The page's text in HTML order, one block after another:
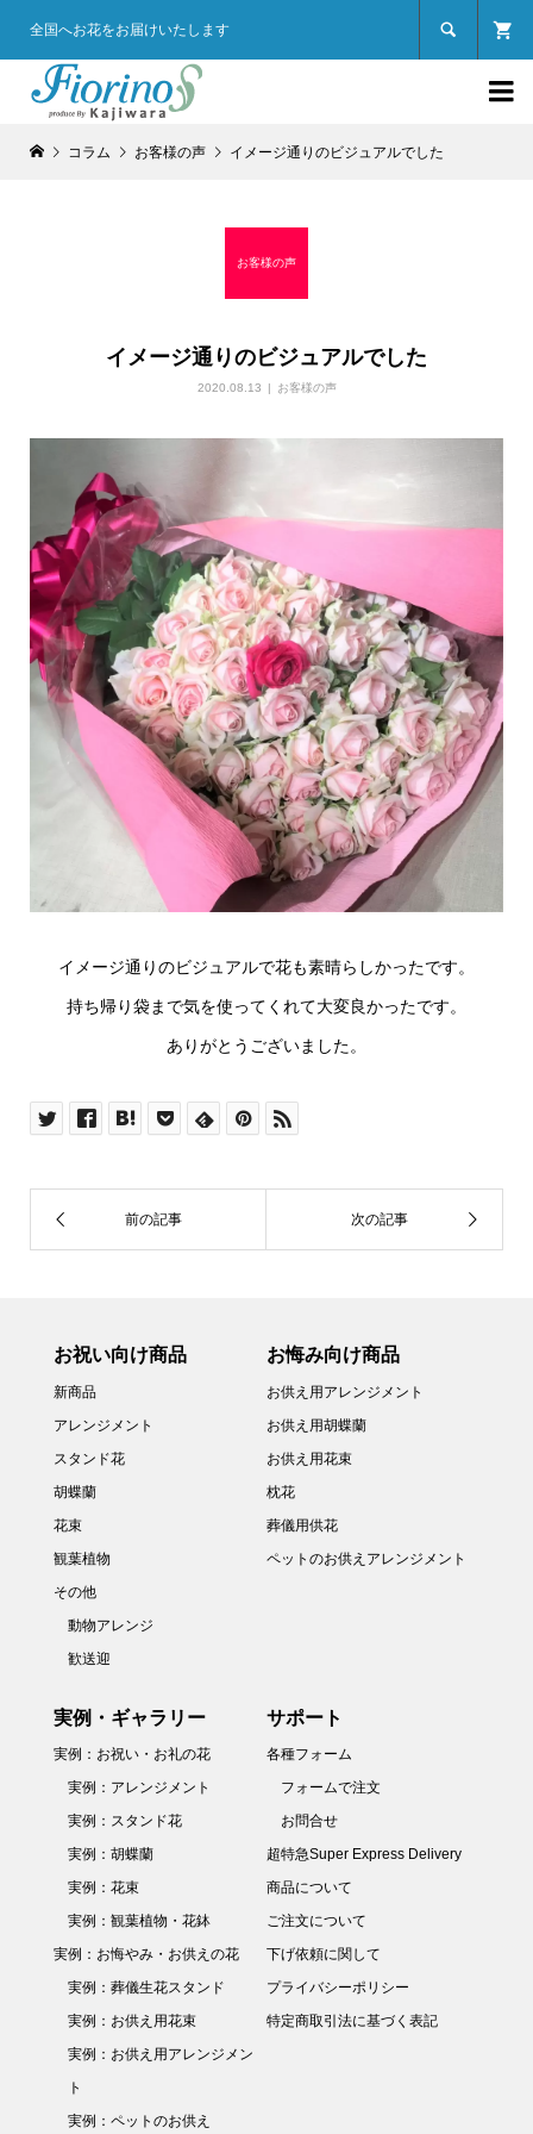
全国へお花をお届けいたします 

コラム お客様の声 イメージ通りのビジュアルでした
お客様の声
イメージ通りのビジュアルでした
2020.08.13 お客様の声
イメージ通りのビジュアルで花も素晴らしかったです。
持ち帰り袋まで気を使ってくれて大変良かったです。
ありがとうございました。
お祝い向け商品
新商品
アレンジメント
スタンド花
胡蝶蘭
花束
観葉植物
その他
動物アレンジ
歓送迎
お悔み向け商品
お供え用アレンジメント
お供え用胡蝶蘭
お供え用花束
枕花
葬儀用供花
ペットのお供えアレンジメント
実例・ギャラリー
実例：お祝い・お礼の花
実例：アレンジメント
実例：スタンド花
実例：胡蝶蘭
実例：花束
実例：観葉植物・花鉢
実例：お悔やみ・お供えの花
実例：葬儀生花スタンド
実例：お供え用花束
実例：お供え用アレンジメン
ト
実例：ペットのお供え
サポート
各種フォーム
フォームで注文
お問合せ
超特急Super Express Delivery
商品について
ご注文について
下げ依頼に関して
プライバシーポリシー
特定商取引法に基づく表記